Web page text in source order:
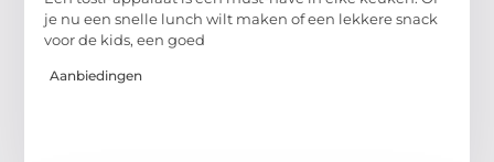
je nu een snelle lunch wilt maken of een lekkere snack
voor de kids, een goed
Aanbiedingen